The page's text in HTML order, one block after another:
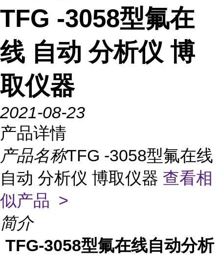
TFG -3058型氟在
线 自动 分析仪 博
取仪器
2021-08-23
产品详情
产品名称TFG -3058型氟在线
自动 分析仪 博取仪器 查看相
似产品 >
简介
TFG-3058型氟在线自动分析